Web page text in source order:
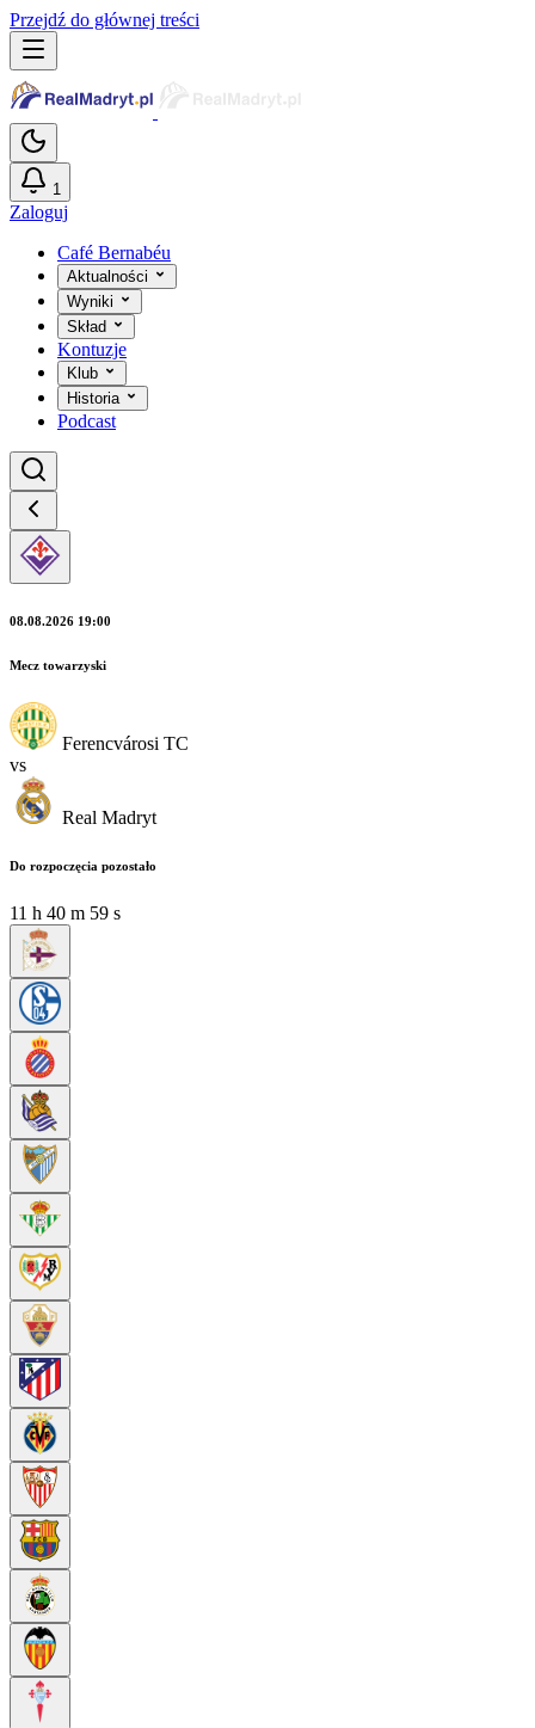
Przejdź do głównej treści
1
Zaloguj
Café Bernabéu
Aktualności
Wyniki
Skład
Kontuzje
Klub
Historia
Podcast
08.08.2026 19:00
Mecz towarzyski
Ferencvárosi TC
vs
Real Madryt
Do rozpoczęcia pozostało
11 h 40 m 58 s